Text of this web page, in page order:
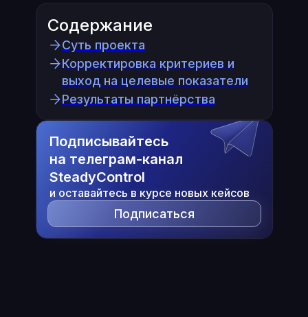
Содержание
Суть проекта
Корректировка критериев и
выход на целевые показатели
Результаты партнёрства
Подписывайтесь
на телеграм-канал
SteadyControl
и оставайтесь в курсе новых кейсов
Подписаться